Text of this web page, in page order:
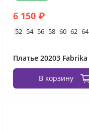
6 150 ₽
52 54 56 58 60 62 64
Платье 20203 Fabrika
В корзину